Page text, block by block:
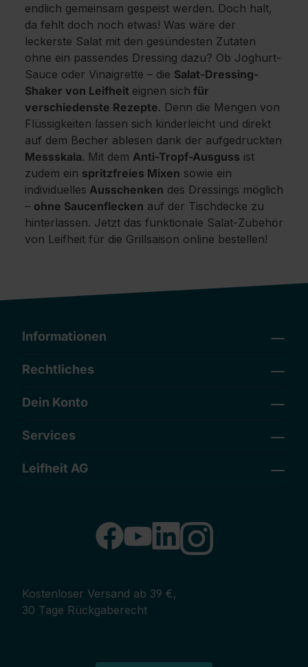
endlich gemeinsam gespeist werden. Doch halt,
da fehlt doch noch etwas! Was wäre der
leckerste Salat mit den gesündesten Zutaten
ohne ein passendes Dressing dazu? Ob Joghurt-
Sauce oder Vinaigrette – die Salat-Dressing-
Shaker von Leifheit eignen sich für
verschiedenste Rezepte. Denn die Mengen von
Flüssigkeiten lassen sich kinderleicht und direkt
auf dem Becher ablesen dank der aufgedruckten
Messskala. Mit dem Anti-Tropf-Ausguss ist
zudem ein spritzfreies Mixen sowie ein
individuelles Ausschenken des Dressings möglich
– ohne Saucenflecken auf der Tischdecke zu
hinterlassen. Jetzt das funktionale Salat-Zubehör
von Leifheit für die Grillsaison online bestellen!
Informationen
Rechtliches
Dein Konto
Services
Leifheit AG
Kostenloser Versand ab 39 €,
30 Tage Rückgaberecht